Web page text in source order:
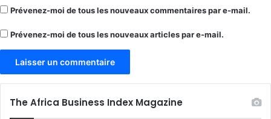
Prévenez-moi de tous les nouveaux commentaires par e-mail.
Prévenez-moi de tous les nouveaux articles par e-mail.
The Africa Business Index Magazine